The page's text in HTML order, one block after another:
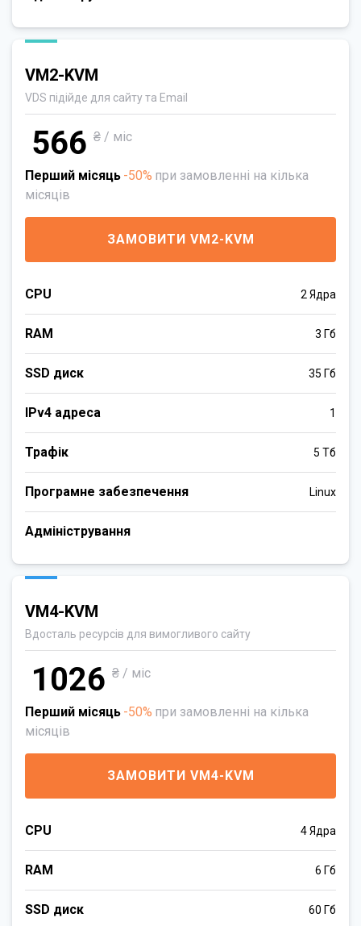
VM2-KVM
VDS підійде для сайту та Email
566 ₴ / міс
Перший місяць -50% при замовленні на кілька
місяців
ЗАМОВИТИ VM2-KVM
CPU 2 Ядра
RAM 3 Гб
SSD диск 35 Гб
IPv4 адреса 1
Трафік 5 Тб
Програмне забезпечення Linux
Адміністрування
VM4-KVM
Вдосталь ресурсів для вимогливого сайту
1026 ₴ / міс
Перший місяць -50% при замовленні на кілька
місяців
ЗАМОВИТИ VM4-KVM
CPU 4 Ядра
RAM 6 Гб
SSD диск 60 Гб